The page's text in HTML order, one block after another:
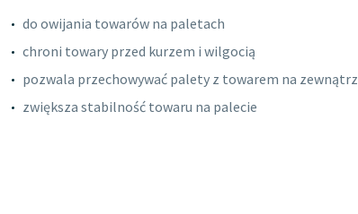
do owijania towarów na paletach
chroni towary przed kurzem i wilgocią
pozwala przechowywać palety z towarem na zewnątrz
zwiększa stabilność towaru na palecie